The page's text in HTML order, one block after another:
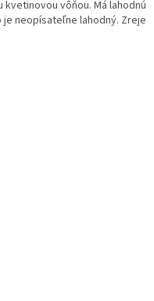
vôňou. Má lahodnú
neopísateľne lahodný. Zreje